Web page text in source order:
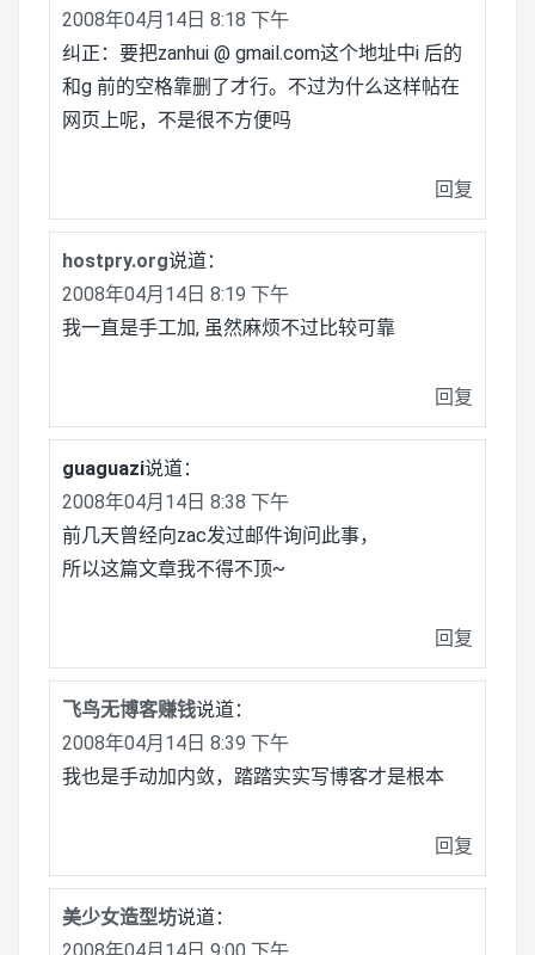
2008年04月14日 8:18 下午
纠正：要把zanhui @ gmail.com这个地址中i 后的
和g 前的空格靠删了才行。不过为什么这样帖在
网页上呢，不是很不方便吗
回复
hostpry.org说道：
2008年04月14日 8:19 下午
我一直是手工加, 虽然麻烦不过比较可靠
回复
guaguazi说道：
2008年04月14日 8:38 下午
前几天曾经向zac发过邮件询问此事，
所以这篇文章我不得不顶~
回复
飞鸟无博客赚钱说道：
2008年04月14日 8:39 下午
我也是手动加内敛，踏踏实实写博客才是根本
回复
美少女造型坊说道：